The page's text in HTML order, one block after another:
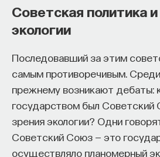
Советская политика
экологии
Последовавший за этим
самым противоречивым. Среди
прежнему возникают дебаты:
государством был Советский
зрения экологии? Одни
Советский Союз — это
осуществляло планомерный
ПОДДЕРЖАТЬ
экспертизы ориентирована
на специальные экспертизы,
суда. На сегодняшний день
фактически нет серьезного
исследований на темы: язык
дискриминации, социология
Но при этом существует
экспертов, которые работают
исключительно по запросу
и следственных органов. Есть